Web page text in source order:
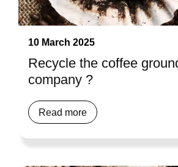
10 March 2025
Recycle the coffee
company ?
Read more